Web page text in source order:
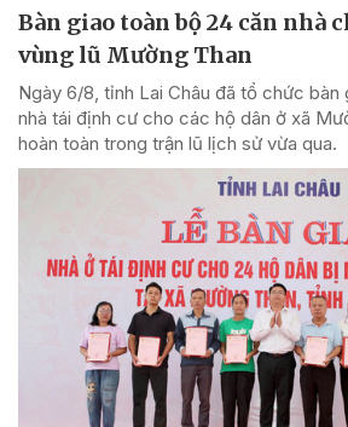
Bàn giao toàn bộ 24 căn nhà
vùng lũ Mường Than
Ngày 6/8, tỉnh Lai Châu đã tổ chức bàn
nhà tái định cư cho các hộ dân ở xã
hoàn toàn trong trận lũ lịch sử vừa qua.